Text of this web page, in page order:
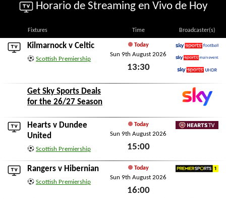
Horario de Streaming en Vivo de Hoy
Fixtures Time Broadcaster(s)
Kilmarnock v Celtic
Scottish Premiership
Today
Sun 9th August 2026
13:30
Sky Sports Football
Sky Sports Main Event
Get Sky Sports Deals
for the 26/27 Season
Hearts v Dundee
United
Scottish Premiership
Today
Sun 9th August 2026
15:00
Rangers v Hibernian
Scottish Premiership
Today
Sun 9th August 2026
16:00